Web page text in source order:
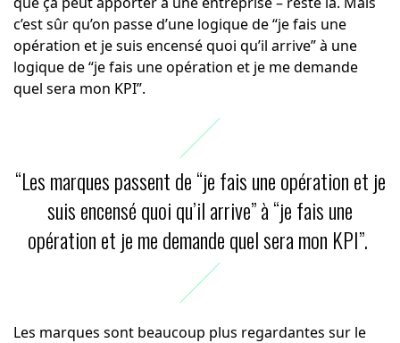
c’est sûr qu’on passe d’une logique de “je fais une
opération et je suis encensé quoi qu’il arrive” à une
logique de “je fais une opération et je me demande
quel sera mon KPI”.
“Les marques passent de “je fais une opération et je
suis encensé quoi qu’il arrive” à “je fais une
opération et je me demande quel sera mon KPI”.
Les marques sont beaucoup plus regardantes sur le